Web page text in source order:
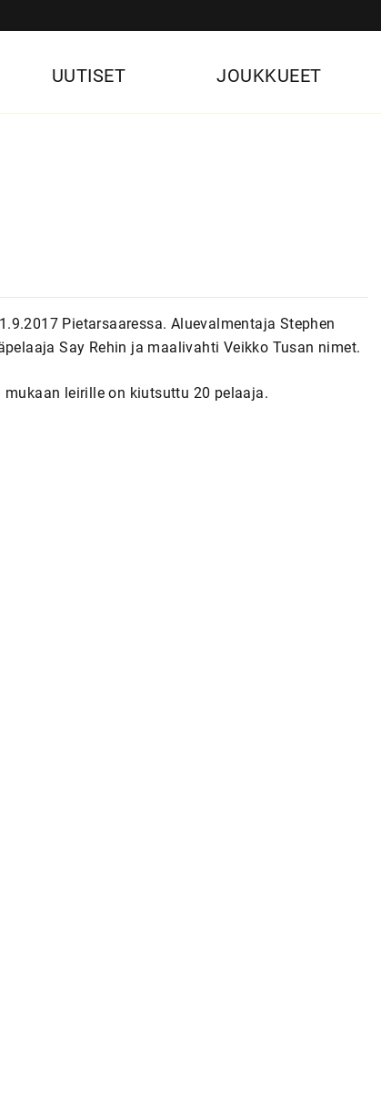
UUTISET JOUKKUEET
Pietarsaaressa. Aluevalmentaja Stephen
Say Rehin ja maalivahti Veikko Tusan nimet.
leirille on kiutsuttu 20 pelaaja.